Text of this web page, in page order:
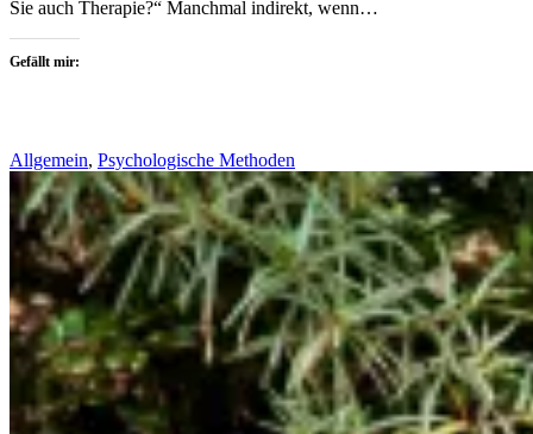
Sie auch Therapie?“ Manchmal indirekt, wenn…
Gefällt mir:
Allgemein, Psychologische Methoden